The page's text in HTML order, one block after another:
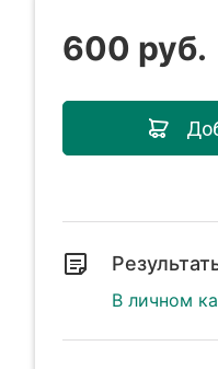
600 руб.
В личном